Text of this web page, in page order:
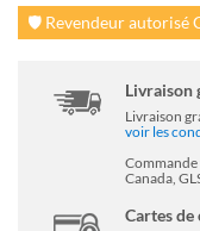
🛡️ Revendeur autorisé
Livraison
Livraison
voir les
Canada,
Cartes de